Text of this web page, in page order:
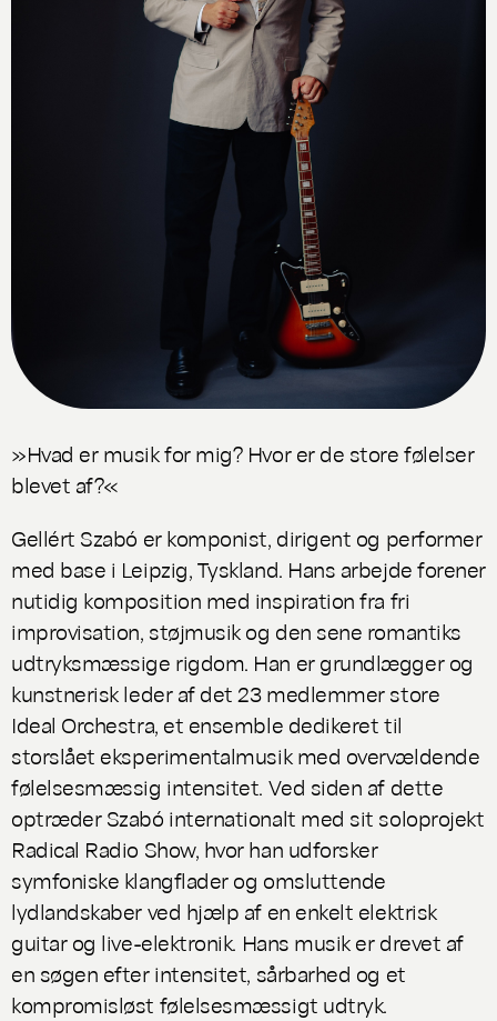
»Hvad er musik for mig? Hvor er de store følelser
blevet af?«
Gellért Szabó er komponist, dirigent og performer
med base i Leipzig, Tyskland. Hans arbejde forener
nutidig komposition med inspiration fra fri
improvisation, støjmusik og den sene romantiks
udtryksmæssige rigdom. Han er grundlægger og
kunstnerisk leder af det 23 medlemmer store
Ideal Orchestra, et ensemble dedikeret til
storslået eksperimentalmusik med overvældende
følelsesmæssig intensitet. Ved siden af dette
optræder Szabó internationalt med sit soloprojekt
Radical Radio Show, hvor han udforsker
symfoniske klangflader og omsluttende
lydlandskaber ved hjælp af en enkelt elektrisk
guitar og live-elektronik. Hans musik er drevet af
en søgen efter intensitet, sårbarhed og et
kompromisløst følelsesmæssigt udtryk.